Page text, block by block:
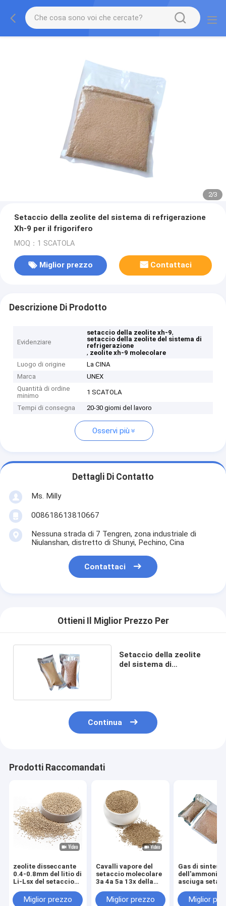
2/3
Setaccio della zeolite del sistema di refrigerazione
Xh-9 per il frigorifero
MOQ：1 SCATOLA
Miglior prezzo Contattaci
Descrizione Di Prodotto
Evidenziare
setaccio della zeolite xh-9,
setaccio della zeolite del sistema di
refrigerazione
, zeolite xh-9 molecolare
Luogo di origine
La CINA
Marca
UNEX
Quantità di ordine
minimo
1 SCATOLA
Tempi di consegna 20-30 giorni del lavoro
Osservi più
Dettagli Di Contatto
Ms. Milly
008618613810667
Nessuna strada di 7 Tengren, zona industriale di
Niulanshan, distretto di Shunyi, Pechino, Cina
Contattaci
Ottieni Il Miglior Prezzo Per
Setaccio della zeolite
del sistema di
Continua
Prodotti Raccomandati
zeolite disseccante
0.4-0.8mm del litio di
Li-Lsx del setaccio
di cavalli vapore 13x
1.6-2.5mm
Miglior prezzo
Cavalli vapore del
setaccio molecolare
3a 4a 5a 13x della
dell'adsorbente
Miglior prezzo
Gas di sintesi
asciuga
disseccante
agente
Miglior